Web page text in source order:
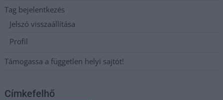
Tag bejelentkezés
Jelszó visszaállítása
Profil
Támogassa a független helyi sajtót!
Címkefelhő